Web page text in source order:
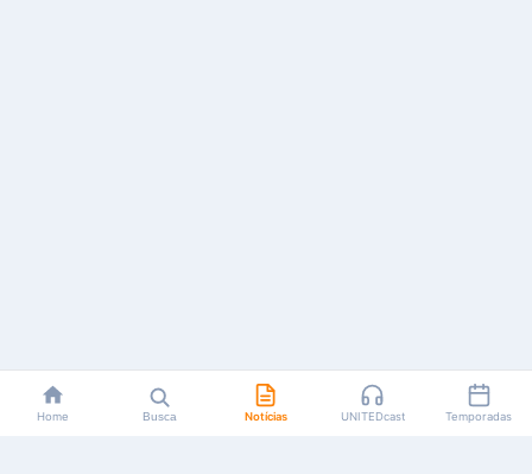
Home Busca Notícias UNITEDcast Temporadas